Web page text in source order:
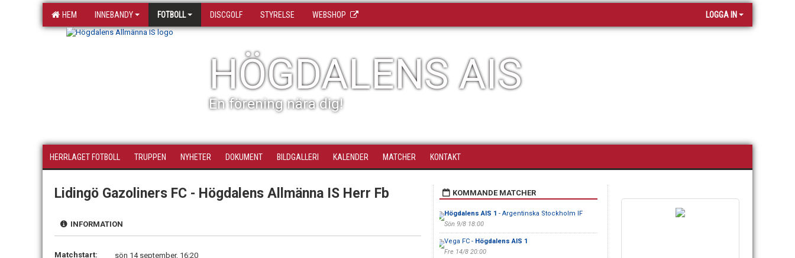
HEM INNEBANDY FOTBOLL DISCGOLF STYRELSE WEBSHOP LOGGA IN
HÖGDALENS AIS
En förening nära dig!
HERRLAGET FOTBOLL TRUPPEN NYHETER DOKUMENT BILDGALLERI KALENDER MATCHER KONTAKT
Lidingö Gazoliners FC - Högdalens Allmänna IS Herr Fb
INFORMATION
Matchstart:
sön 14 september, 16:20
KOMMANDE MATCHER
Högdalens AIS 1 - Argentinska Stockholm IF
Sön 9/8 18:00
Vega FC - Högdalens AIS 1
Fre 14/8 20:00